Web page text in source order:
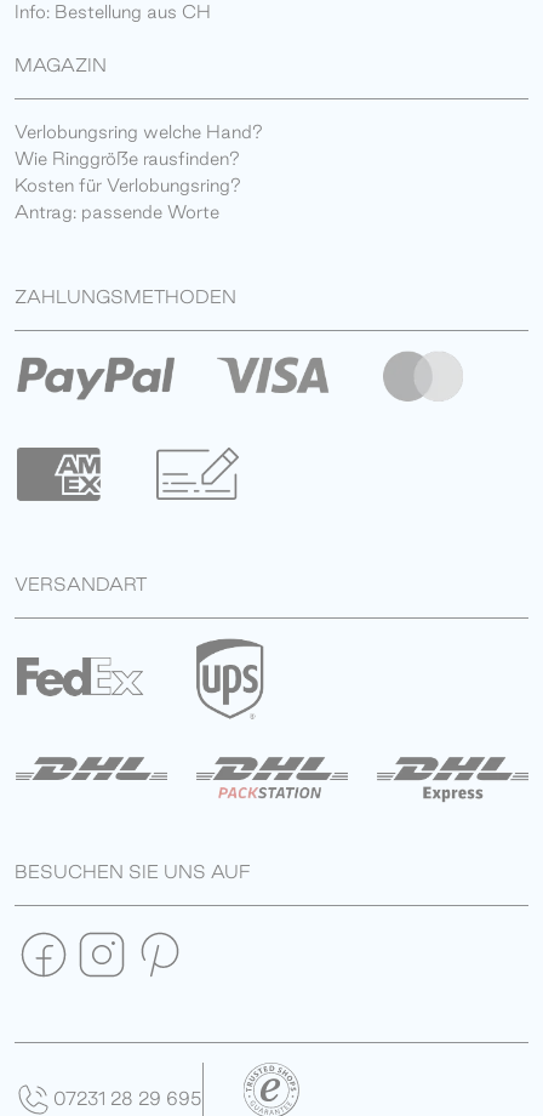
Info: Bestellung aus CH
MAGAZIN
Verlobungsring welche Hand?
Wie Ringgröße rausfinden?
Kosten für Verlobungsring?
Antrag: passende Worte
ZAHLUNGSMETHODEN
VERSANDART
BESUCHEN SIE UNS AUF
07231 28 29 695